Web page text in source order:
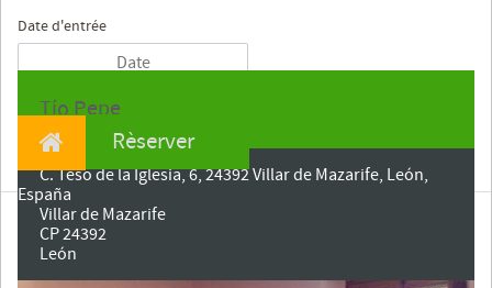
Date d'entrée
Rèserver
Tío Pepe
C. Teso de la Iglesia, 6, 24392 Villar de Mazarife, León,
España
Villar de Mazarife
CP 24392
León